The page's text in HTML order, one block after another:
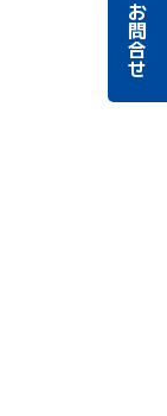
お問合せ